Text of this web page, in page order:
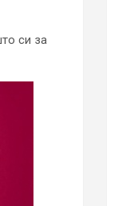
си за